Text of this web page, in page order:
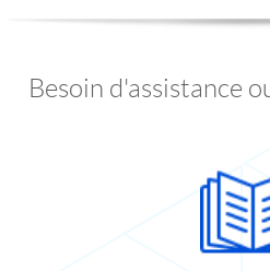
Besoin d'assistance